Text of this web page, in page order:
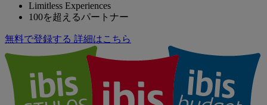
Limitless Experiences
100を超えるパートナー
無料で登録する 詳細はこちら